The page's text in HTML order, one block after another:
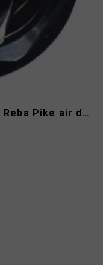
Capot d'air fourche Rock Shox Reba Pike air dual